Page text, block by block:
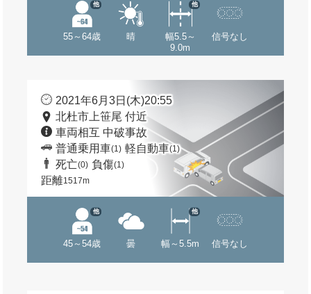
55～64歳
他
晴
幅5.5～
9.0m
他
信号なし
2021年6月3日(木)20:55
北杜市上笹尾 付近
車両相互 中破事故
普通乗用車(1) 軽自動車(1)
死亡(0) 負傷(1)
距離1517m
45～54歳
他
曇 幅～5.5m
他
信号なし